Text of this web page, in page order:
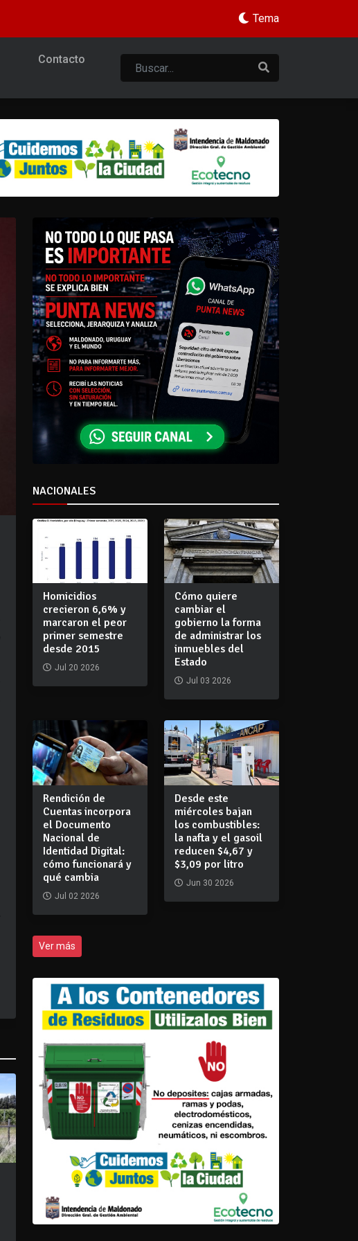
Tema
Contacto
NACIONALES
Homicidios
crecieron 6,6% y
marcaron el peor
primer semestre
desde 2015
Jul 20 2026
Cómo quiere
cambiar el
gobierno la forma
de administrar los
inmuebles del
Estado
Jul 03 2026
Rendición de
Cuentas incorpora
el Documento
Nacional de
Identidad Digital:
cómo funcionará y
qué cambia
Jul 02 2026
Desde este
miércoles bajan
los combustibles:
la nafta y el gasoil
reducen $4,67 y
$3,09 por litro
Jun 30 2026
Ver más